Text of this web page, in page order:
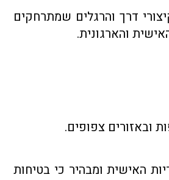
דרך והרגלים שמתרחקים
והארגונית.
ובאזורים צפופים.
האישית ומבהיר כי בטיחות